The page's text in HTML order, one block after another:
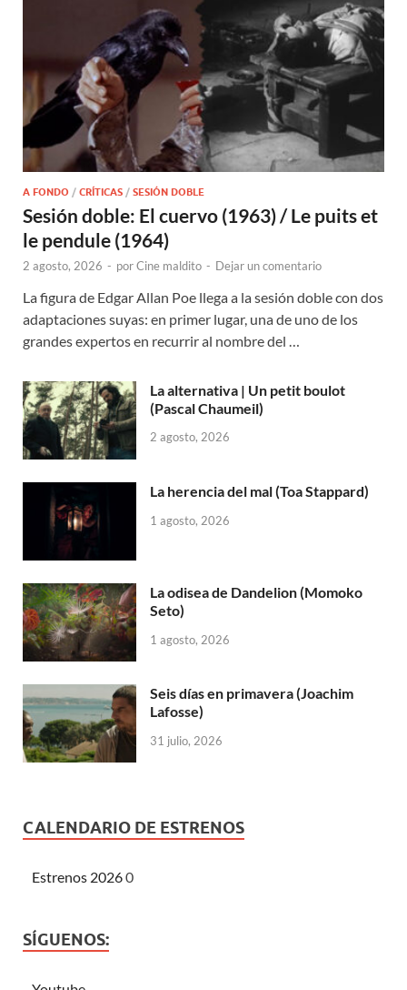
A FONDO / CRÍTICAS / SESIÓN DOBLE
Sesión doble: El cuervo (1963) / Le puits et
le pendule (1964)
2 agosto, 2026 - porCine maldito - Dejar un comentario
La figura de Edgar Allan Poe llega a la sesión doble con dos
adaptaciones suyas: en primer lugar, una de uno de los
grandes expertos en recurrir al nombre del …
La alternativa | Un petit boulot
(Pascal Chaumeil)
2 agosto, 2026
La herencia del mal (Toa Stappard)
1 agosto, 2026
La odisea de Dandelion (Momoko
Seto)
1 agosto, 2026
Seis días en primavera (Joachim
Lafosse)
31 julio, 2026
CALENDARIO DE ESTRENOS
Estrenos 20260
SÍGUENOS: